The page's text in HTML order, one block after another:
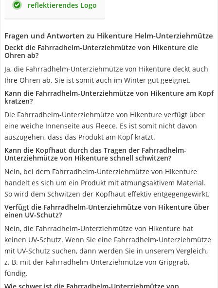
reflektierendes Logo
Fragen und Antworten zu Hikenture Helm-Unterziehmütze
Deckt die Fahrradhelm-Unterziehmütze von Hikenture die
Ohren ab?
Ja, die Fahrradhelm-Unterziehmütze von Hikenture deckt auch
Ihre Ohren ab. Sie ist somit auch im Winter gut geeignet.
Kann die Fahrradhelm-Unterziehmütze von Hikenture am Kopf
kratzen?
Die Fahrradhelm-Unterziehmütze von Hikenture verfügt über
eine weiche Innenseite aus Fleece. Es ist somit nicht davon
auszugehen, dass das Produkt am Kopf kratzt.
Kann die Kopfhaut durch das Tragen der Fahrradhelm-
Unterziehmütze von Hikenture schnell schwitzen?
Nein, bei dem Fahrradhelm-Unterziehmütze von Hikenture
handelt es sich um ein Produkt mit atmungsaktivem Material.
So wird dem Schwitzen der Kopfhaut effektiv entgegengewirkt.
Verfügt die Fahrradhelm-Unterziehmütze von Hikenture über
einen UV-Schutz?
Nein, die Fahrradhelm-Unterziehmütze von Hikenture hat
keinen UV-Schutz. Wenn Sie eine Fahrradhelm-Unterziehmütze
mit UV-Schutz suchen, dann werden Sie in unserem Vergleich,
z. B. mit der Fahrradhelm-Unterziehmütze von Gripgrab,
fündig.